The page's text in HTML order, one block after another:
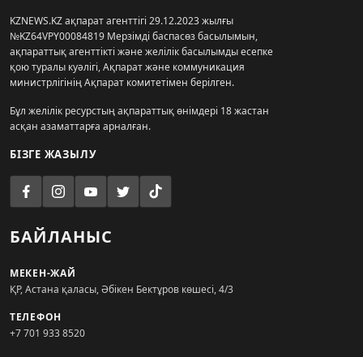
KZNEWS.KZ ақпарат агенттігі 29.12.2023 жылғы
№KZ64VPY00084819 Мерзімді баспасөз басылымын,
ақпараттық агенттікті және желілік басылымды есепке
қою туралы куәлігі, Ақпарат және коммуникация
министрлігінің Ақпарат комитетімен берілген.
Бұл желілік ресурстың ақпараттық өнімдері 18 жастан
асқан азаматтарға арналған.
БІЗГЕ ЖАЗЫЛУ
БАЙЛАНЫС
МЕКЕН-ЖАЙ
ҚР, Астана қаласы, Әбікен Бектұров көшесі, 4/3
ТЕЛЕФОН
+7 701 933 8520